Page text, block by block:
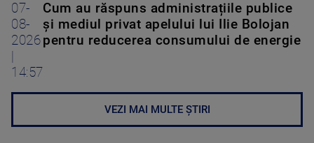
07-
08-
2026
14:57
Cum au răspuns administrațiile publice
și mediul privat apelului lui Ilie Bolojan
pentru reducerea consumului de energie
VEZI MAI MULTE ȘTIRI